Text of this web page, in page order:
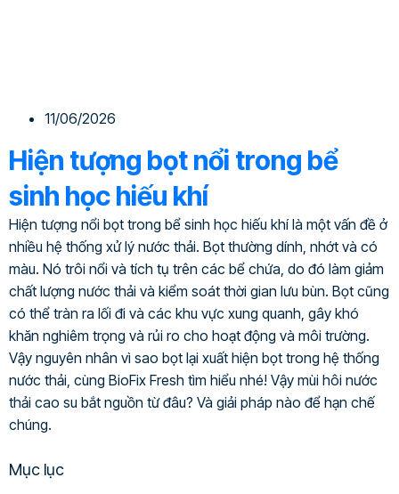
11/06/2026
Hiện tượng bọt nổi trong bể
sinh học hiếu khí
Hiện tượng nổi bọt trong bể sinh học hiếu khí là một vấn đề ở
nhiều hệ thống xử lý nước thải. Bọt thường dính, nhớt và có
màu. Nó trôi nổi và tích tụ trên các bể chứa, do đó làm giảm
chất lượng nước thải và kiểm soát thời gian lưu bùn. Bọt cũng
có thể tràn ra lối đi và các khu vực xung quanh, gây khó
khăn nghiêm trọng và rủi ro cho hoạt động và môi trường.
Vậy nguyên nhân vì sao bọt lại xuất hiện bọt trong hệ thống
nước thải, cùng BioFix Fresh tìm hiểu nhé! Vậy mùi hôi nước
thải cao su bắt nguồn từ đâu? Và giải pháp nào để hạn chế
chúng.
Mục lục